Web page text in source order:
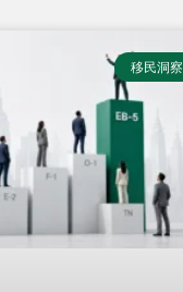
移民洞察